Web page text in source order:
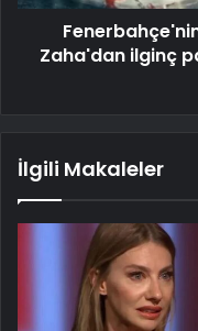
Zaha'dan ilginç
İlgili Makaleler